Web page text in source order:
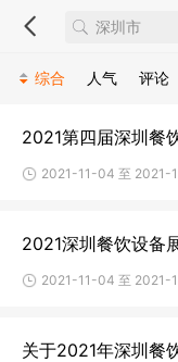
综合 人气 评论
2021第四届深圳餐
2021-11-04 至 2021-
2021深圳餐饮设备
2021-11-04 至 2021-
关于2021年深圳餐